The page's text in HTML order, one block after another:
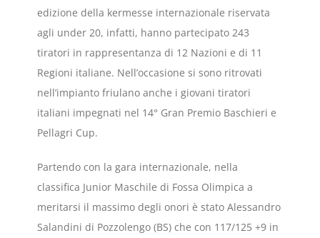
edizione della kermesse internazionale riservata
agli under 20, infatti, hanno partecipato 243
tiratori in rappresentanza di 12 Nazioni e di 11
Regioni italiane. Nell’occasione si sono ritrovati
nell’impianto friulano anche i giovani tiratori
italiani impegnati nel 14° Gran Premio Baschieri e
Pellagri Cup.
Partendo con la gara internazionale, nella
classifica Junior Maschile di Fossa Olimpica a
meritarsi il massimo degli onori è stato Alessandro
Salandini di Pozzolengo (BS) che con 117/125 +9 in